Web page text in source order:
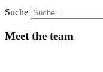
Suche
Meet the team